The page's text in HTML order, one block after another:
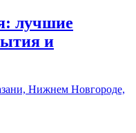
лучшие
и
Нижнем Новгороде,